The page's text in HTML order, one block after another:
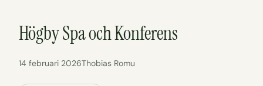
Högby Spa och Konferens
14 februari 2026Thobias Romu